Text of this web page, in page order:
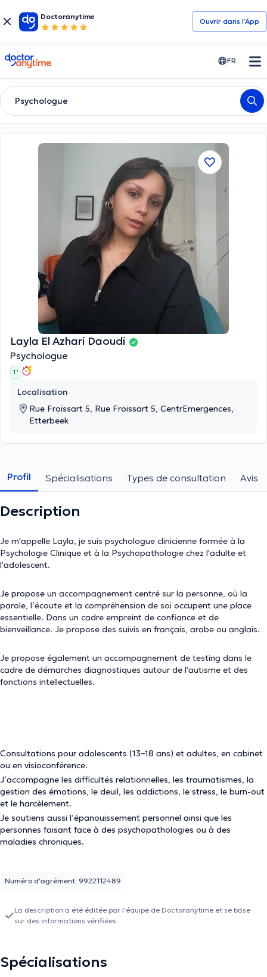
Doctoranytime
Ouvrir dans l’App
doctoranytime FR
Psychologue
Layla El Azhari Daoudi
Psychologue
1 '
Localisation
Rue Froissart 5, Rue Froissart 5, CentrEmergences,
Etterbeek
Profil Spécialisations Types de consultation Avis
Description
Je m'appelle Layla, je suis psychologue clinicienne formée à la
Psychologie Clinique et à la Psychopathologie chez l'adulte et
l'adolescent.
Je propose un accompagnement centré sur la personne, où la
parole, l’écoute et la compréhension de soi occupent une place
essentielle. Dans un cadre empreint de confiance et de
bienveillance. Je propose des suivis en français, arabe ou anglais.
Je propose également un accompagnement de testing dans le
cadre de démarches diagnostiques autour de l'autisme et des
fonctions intellectuelles.
Consultations pour adolescents (13–18 ans) et adultes, en cabinet
ou en visioconférence.
J’accompagne les difficultés relationnelles, les traumatismes, la
gestion des émotions, le deuil, les addictions, le stress, le burn-out
et le harcèlement.
Je soutiens aussi l’épanouissement personnel ainsi que les
personnes faisant face à des psychopathologies ou à des
maladies chroniques.
Numéro d'agrément: 9922112489
La description a été éditée par l'équipe de Doctoranytime et se base
sur des informations vérifiées.
Spécialisations